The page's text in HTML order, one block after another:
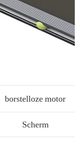
borstelloze motor
Scherm